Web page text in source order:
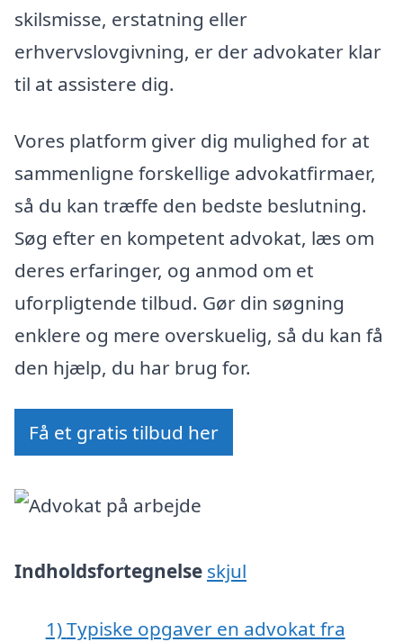
skilsmisse, erstatning eller
erhvervslovgivning, er der advokater klar
til at assistere dig.
Vores platform giver dig mulighed for at
sammenligne forskellige advokatfirmaer,
så du kan træffe den bedste beslutning.
Søg efter en kompetent advokat, læs om
deres erfaringer, og anmod om et
uforpligtende tilbud. Gør din søgning
enklere og mere overskuelig, så du kan få
den hjælp, du har brug for.
Få et gratis tilbud her
Indholdsfortegnelse skjul
1)Typiske opgaver en advokat fra